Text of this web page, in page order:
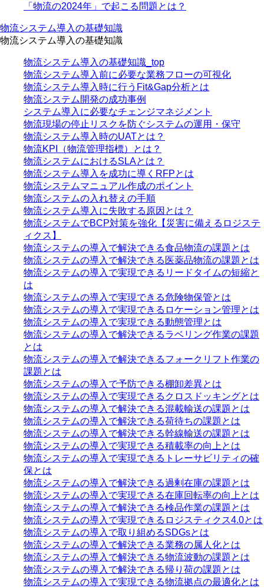
「物流の2024年」で起こる問題とは？
物流システム導入の基礎知識
物流システム導入の基礎知識
物流システム導入の基礎知識_top
物流システム導入前に必要な業務フローの可視化
物流システム導入時に行うFit&Gap分析とは
物流システム開発の成功事例
システム導入に必要なチェンジマネジメント
物流現場の停止リスクを防ぐシステムの運用・保守
物流システム導入時のUATとは？
物流KPI（物流管理指標）とは？
物流システムにおけるSLAとは？
物流システム導入を成功に導くRFPとは
物流システムマニュアル作成のポイント
物流システムの入れ替えの手順
物流システム導入に失敗する原因とは？
物流システムでBCP対策を強化【災害に備えるロジステ
ィクス】
物流システムの導入で解決できる食品物流の課題とは
物流システムの導入で解決できる医薬品物流の課題とは
物流システムの導入で実現できるリードタイムの短縮と
は
物流システムの導入で実現できる危険物保管とは
物流システムの導入で実現できるロケーション管理とは
物流システムの導入で実現できる動態管理とは
物流システムの導入で解決できるラベリング作業の課題
とは
物流システムの導入で解決できるフォークリフト作業の
課題とは
物流システムの導入で予防できる棚卸差異とは
物流システムの導入で実現できるクロスドッキングとは
物流システムの導入で解決できる混載輸送の課題とは
物流システムの導入で解決できる荷待ちの課題とは
物流システムの導入で解決できる幹線輸送の課題とは
物流システムの導入で実現できる積載率の向上とは
物流システムの導入で実現できるトレーサビリティの確
保とは
物流システムの導入で解決できる過剰在庫の課題とは
物流システムの導入で実現できる在庫回転率の向上とは
物流システムの導入で解決できる検品作業の課題とは
物流システムの導入で実現できるロジスティクス4.0とは
物流システムの導入で取り組めるSDGsとは
物流システムの導入で解決できる業務の属人化とは
物流システムの導入で解決できる物流波動の課題とは
物流システムの導入で解決できる帰り荷の課題とは
物流システムの導入で実現できる物流拠点の最適化とは